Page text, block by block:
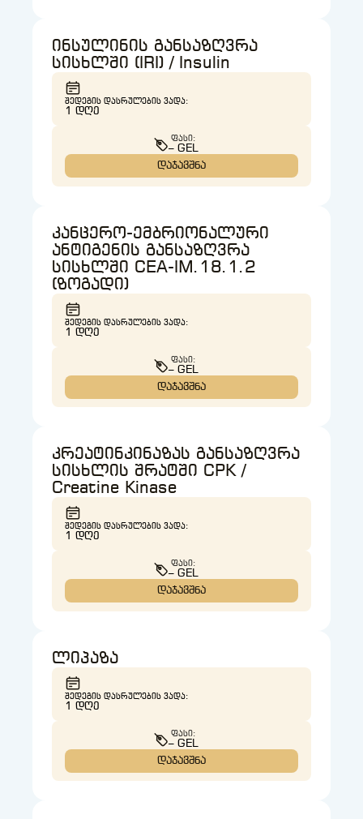
ინსულინის განსაზღვრა
სისხლში (IRI) / Insulin
ᲨᲔᲓᲔᲒᲘᲡ ᲓᲐᲡᲠᲣᲚᲔᲑᲘᲡ ᲕᲐᲓᲐ:
1 ᲓᲦᲔ
ᲤᲐᲡᲘ:
– GEL
დაჯავშნა
კანცერო-ემბრიონალური
ანტიგენის განსაზღვრა
სისხლში CEA-IM.18.1.2
(ზოგადი)
ᲨᲔᲓᲔᲒᲘᲡ ᲓᲐᲡᲠᲣᲚᲔᲑᲘᲡ ᲕᲐᲓᲐ:
1 ᲓᲦᲔ
ᲤᲐᲡᲘ:
– GEL
დაჯავშნა
კრეატინკინაზას განსაზღვრა
სისხლის შრატში CPK /
Creatine Kinase
ᲨᲔᲓᲔᲒᲘᲡ ᲓᲐᲡᲠᲣᲚᲔᲑᲘᲡ ᲕᲐᲓᲐ:
1 ᲓᲦᲔ
ᲤᲐᲡᲘ:
– GEL
დაჯავშნა
ლიპაზა
ᲨᲔᲓᲔᲒᲘᲡ ᲓᲐᲡᲠᲣᲚᲔᲑᲘᲡ ᲕᲐᲓᲐ:
1 ᲓᲦᲔ
ᲤᲐᲡᲘ:
– GEL
დაჯავშნა